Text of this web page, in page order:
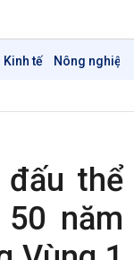
Kinh tế Nông nghiệp
đấu thể
năm